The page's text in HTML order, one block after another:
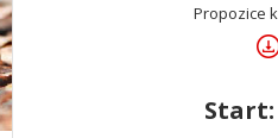
Propozice
Start: